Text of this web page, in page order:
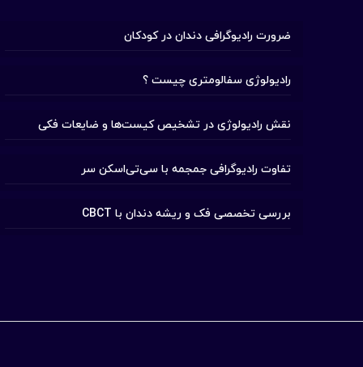
ضرورت رادیوگرافی دندان در کودکان
رادیولوژی سفالومتری چیست ؟
نقش رادیولوژی در تشخیص کیست‌ها و ضایعات فکی
تفاوت رادیوگرافی جمجمه با سی‌تی‌اسکن سر
بررسی تخصصی فک و ریشه دندان با CBCT